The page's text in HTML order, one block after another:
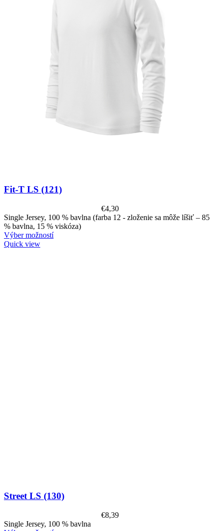
Fit-T LS (121)
€4,30
Single Jersey, 100 % bavlna (farba 12 - zloženie sa môže líšiť – 85
% bavlna, 15 % viskóza)
Výber možností
Quick view
Street LS (130)
€8,39
Single Jersey, 100 % bavlna